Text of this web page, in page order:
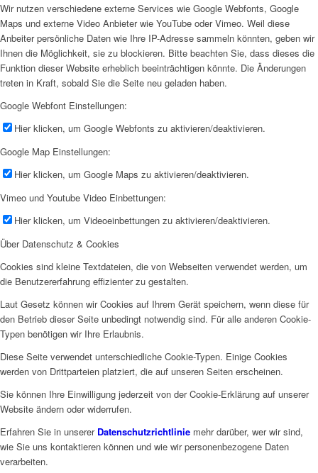
Wir nutzen verschiedene externe Services wie Google Webfonts, Google
Maps und externe Video Anbieter wie YouTube oder Vimeo. Weil diese
Anbeiter persönliche Daten wie Ihre IP-Adresse sammeln könnten, geben wir
Ihnen die Möglichkeit, sie zu blockieren. Bitte beachten Sie, dass dieses die
Funktion dieser Website erheblich beeinträchtigen könnte. Die Änderungen
treten in Kraft, sobald Sie die Seite neu geladen haben.
Google Webfont Einstellungen:
Hier klicken, um Google Webfonts zu aktivieren/deaktivieren.
Google Map Einstellungen:
Hier klicken, um Google Maps zu aktivieren/deaktivieren.
Vimeo und Youtube Video Einbettungen:
Hier klicken, um Videoeinbettungen zu aktivieren/deaktivieren.
Über Datenschutz & Cookies
Cookies sind kleine Textdateien, die von Webseiten verwendet werden, um
die Benutzererfahrung effizienter zu gestalten.
Laut Gesetz können wir Cookies auf Ihrem Gerät speichern, wenn diese für
den Betrieb dieser Seite unbedingt notwendig sind. Für alle anderen Cookie-
Typen benötigen wir Ihre Erlaubnis.
Diese Seite verwendet unterschiedliche Cookie-Typen. Einige Cookies
werden von Drittparteien platziert, die auf unseren Seiten erscheinen.
Sie können Ihre Einwilligung jederzeit von der Cookie-Erklärung auf unserer
Website ändern oder widerrufen.
Erfahren Sie in unserer Datenschutzrichtlinie mehr darüber, wer wir sind,
wie Sie uns kontaktieren können und wie wir personenbezogene Daten
verarbeiten.